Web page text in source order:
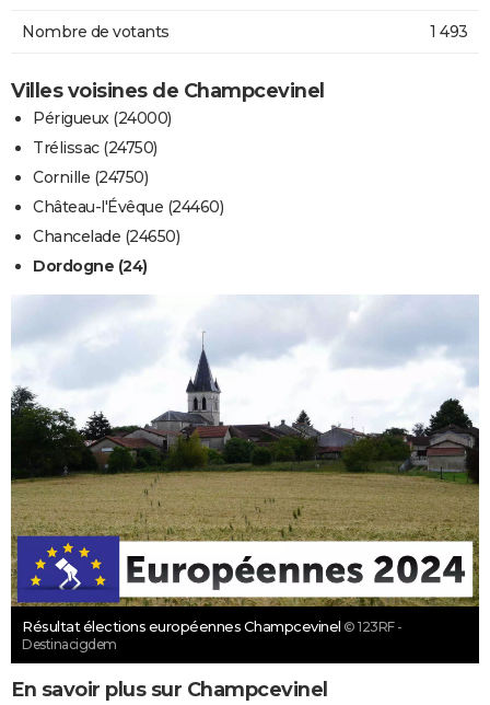
Nombre de votants 1 493
Villes voisines de Champcevinel
Périgueux (24000)
Trélissac (24750)
Cornille (24750)
Château-l'Évêque (24460)
Chancelade (24650)
Dordogne (24)
Résultat élections européennes Champcevinel © 123RF -
Destinacigdem
En savoir plus sur Champcevinel